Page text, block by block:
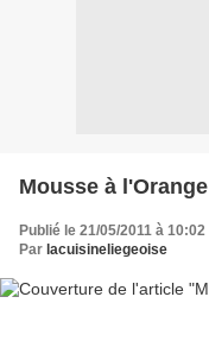
Mousse à l'Orange
Publié le 21/05/2011 à 10:02
Par lacuisineliegeoise